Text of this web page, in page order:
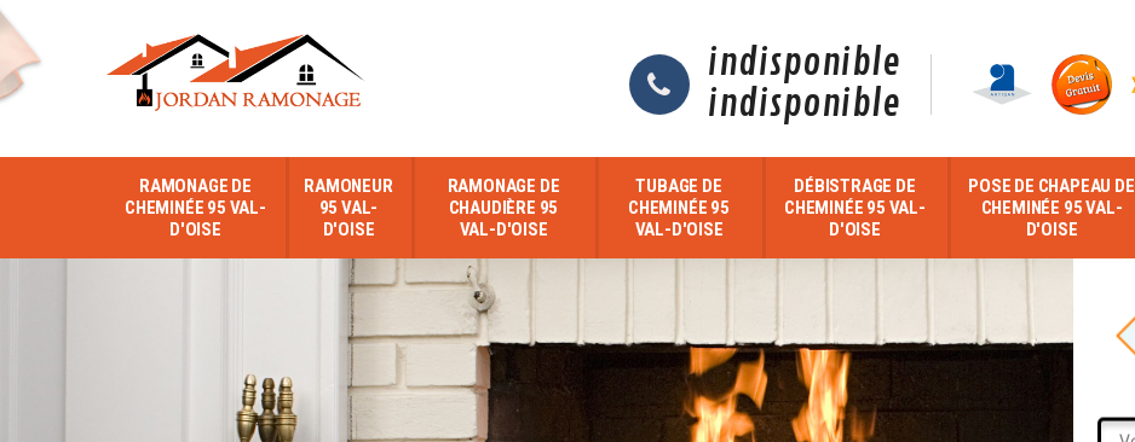
indisponible
indisponible
RAMONAGE DE
CHEMINÉE 95 VAL-
D'OISE
RAMONEUR
95 VAL-
D'OISE
RAMONAGE DE
CHAUDIÈRE 95
VAL-D'OISE
TUBAGE DE
CHEMINÉE 95
VAL-D'OISE
DÉBISTRAGE DE
CHEMINÉE 95 VAL-
D'OISE
POSE DE CHAPEAU DE
CHEMINÉE 95 VAL-
D'OISE